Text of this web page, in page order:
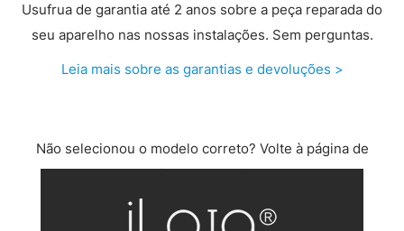
Usufrua de garantia até 2 anos sobre a peça reparada do
seu aparelho nas nossas instalações. Sem perguntas.
Leia mais sobre as garantias e devoluções >
Não selecionou o modelo correto? Volte à página de
reparação Samsung Galaxy A.